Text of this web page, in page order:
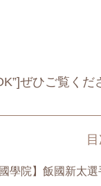
ぜひご覧くだ
國學院】飯國新太